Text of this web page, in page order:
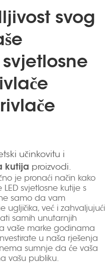
svog
učinkovitu i
kutija proizvodi.
je pronaći način kako
svjetlosne kutije s
samo da vam
ugljičika, već i zahvaljujući
samih unutarnjih
vaše marke godinama
u naša rješenja
sumnje da će vaša
vašu publiku.